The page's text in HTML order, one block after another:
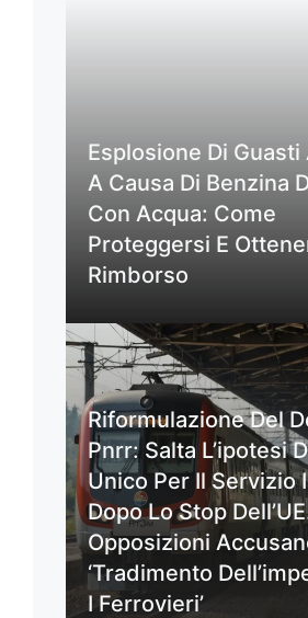
Esplosione Di
A Causa Di Benzina
Con Acqua: Come
Proteggersi E
Rimborso
Riformulazione Del
Pnrr: Salta L’ipotesi
Unico Per Il Servizio
Dopo Lo Stop
Opposizioni
‘Tradimento
I Ferrovieri’